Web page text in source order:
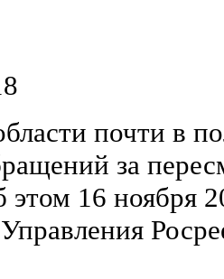
почти в
за
этом 16 ноября